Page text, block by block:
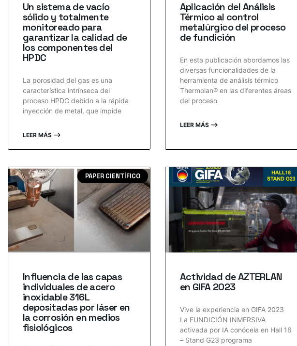
Un sistema de vacío
sólido y totalmente
monitoreado para
garantizar la calidad de
los componentes del
HPDC
La porosidad del gas es una
característica intrínseca del
proceso HPDC debido a la rápida
inyección de metal, que impide
LEER MÁS ⟶
Aplicación del Análisis
Térmico al control
metalúrgico del proceso
de fundición
En esta publicación abordamos las
diversas funcionalidades de la
herramienta de análisis térmico
Thermolan® en las diferentes áreas
del proceso
LEER MÁS ⟶
PAPER CIENTÍFICO
Influencia de las capas
individuales de acero
inoxidable 316L
depositadas por láser en
la corrosión en medios
fisiológicos
Actividad de AZTERLAN
en GIFA 2023
Vive la experiencia en GIFA 2023
La FUNDICIÓN INMERSIVA
activada por IA conócela en Hall 16
– Stand G23 programa